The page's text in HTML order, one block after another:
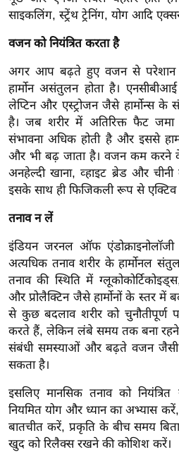
ग
इं
डि
सा
हि
त्य
ज
ग
त
ऑ
टो
र्ल्ड
न्यू
ज
ब्री
फ
म
नो
रं
ज
न
ज
साइकलिंग, स्ट्रेंथ ट्रेनिंग, योग आदि
वजन को नियंत्रित करता है
अगर आप बढ़ते हुए वजन से परेशान
हार्मोन असंतुलन होता है।
लेप्टिन और एस्ट्रोजन जैसे हार्मोन्स के
है। जब शरीर में अतिरिक्त फैट
संभावना अधिक होती है और इससे
और भी बढ़ जाता है। वजन कम करने
अनहेल्दी खाना, व्हाइट ब्रेड और
इसके साथ ही फिजिकली रूप से एक्टिव
तनाव न लें
इंडियन जरनल ऑफ
अत्यधिक तनाव शरीर के हार्मोनल
तनाव की स्थिति में
और प्रोलैक्टिन जैसे हार्मोनों के स्तर में
से कुछ बदलाव शरीर को चुनौतीपूर्ण
करते हैं, लेकिन लंबे समय तक बना रहने
संबंधी समस्याओं और बढ़ते वजन जैसी
सकता है।
इसलिए मानसिक तनाव को
नियमित योग और ध्यान का अभ्यास
बातचीत करें, प्रकृति के बीच समय
खुद को रिलैक्स रखने की कोशिश करें।